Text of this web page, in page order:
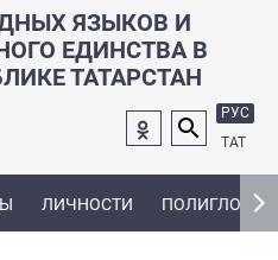
ЯЗЫКОВ И
ЕДИНСТВА В
ТАТАРСТАН
РУС
ТАТ
ЛИЧНОСТИ ПОЛИГЛОТ